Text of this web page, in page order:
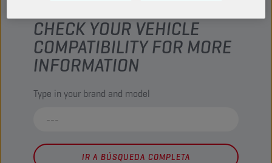
CHECK YOUR VEHICLE
COMPATIBILITY FOR MORE
INFORMATION
Type in your brand and model
IR A BÚSQUEDA COMPLETA